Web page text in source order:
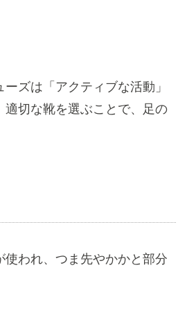
ズは「アクティブな活動」
切な靴を選ぶことで、足の
われ、つま先やかかと部分